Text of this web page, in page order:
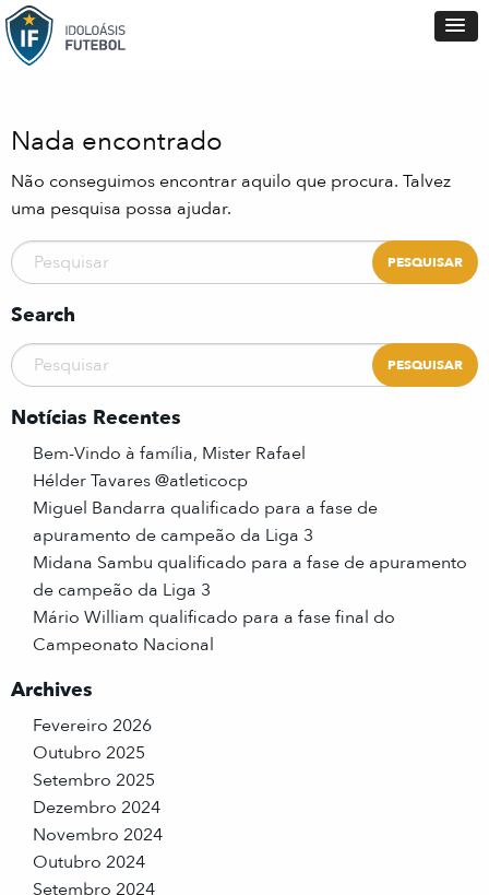
Nada encontrado
Não conseguimos encontrar aquilo que procura. Talvez
uma pesquisa possa ajudar.
Search
Notícias Recentes
Bem-Vindo à família, Mister Rafael
Hélder Tavares @atleticocp
Miguel Bandarra qualificado para a fase de
apuramento de campeão da Liga 3
Midana Sambu qualificado para a fase de apuramento
de campeão da Liga 3
Mário William qualificado para a fase final do
Campeonato Nacional
Archives
Fevereiro 2026
Outubro 2025
Setembro 2025
Dezembro 2024
Novembro 2024
Outubro 2024
Setembro 2024